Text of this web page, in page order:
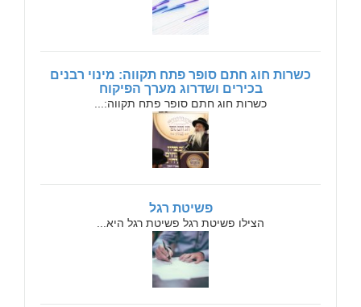
כשרות חוג חתם סופר פתח תקווה: מינוי רבנים
בכירים ושדרוג מערך הפיקוח
כשרות חוג חתם סופר פתח תקווה:...
פשיטת רגל
הצילו פשיטת רגל פשיטת רגל היא...